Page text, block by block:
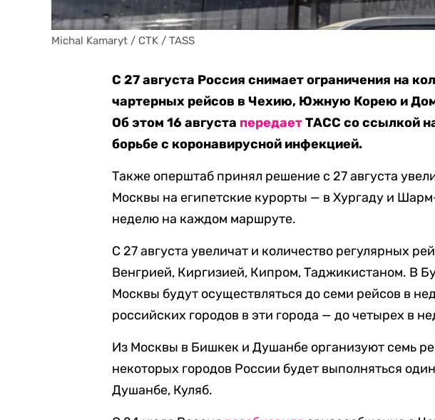
Michal Kamaryt / CTK / TASS
С 27 августа Россия снимает ограничения на
чартерных рейсов в Чехию, Южную Корею и
Об этом 16 августа передаетТАСС со ссылкой
борьбе с коронавирусной инфекцией.
Также оперштаб принял решение с 27 августа
Москвы на египетские курорты — в Хургаду и
неделю на каждом маршруте.
С 27 августа увеличат и количество регулярных
Венгрией, Киргизией, Кипром, Таджикистаном. В
Москвы будут осуществляться до семи рейсов в
российских городов в эти города — до четырех в
Из Москвы в Бишкек и Душанбе организуют семь
некоторых городов России будет выполняться
Душанбе, Куляб.